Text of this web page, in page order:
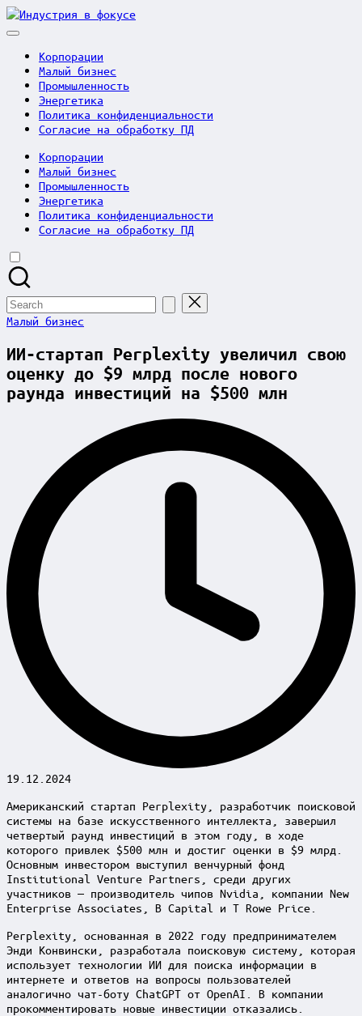
Skip
to
Индустрия
Корпорации
Малый бизнес
Промышленность
Энергетика
Политика конфиденциальности
Согласие на обработку ПД
Корпорации
Малый бизнес
Промышленность
Энергетика
Политика конфиденциальности
Согласие на обработку ПД
Search
for:
Posted
Малый бизнес
ИИ-стартап Perplexity увеличил свою
оценку до $9 млрд после нового
раунда инвестиций на $500 млн
19.12.2024
Американский стартап Perplexity, разработчик поисковой
системы на базе искусственного интеллекта, завершил
четвертый раунд инвестиций в этом году, в ходе
которого привлек $500 млн и достиг оценки в $9 млрд.
Основным инвестором выступил венчурный фонд
Institutional Venture Partners, среди других
участников — производитель чипов Nvidia, компании New
Enterprise Associates, B Capital и T Rowe Price.
Perplexity, основанная в 2022 году предпринимателем
Энди Конвински, разработала поисковую систему, которая
использует технологии ИИ для поиска информации в
интернете и ответов на вопросы пользователей
аналогично чат-боту ChatGPT от OpenAI. В компании
прокомментировать новые инвестиции отказались.